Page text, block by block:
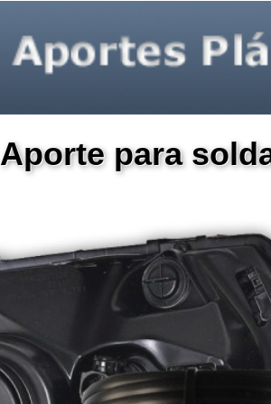
Aporte para